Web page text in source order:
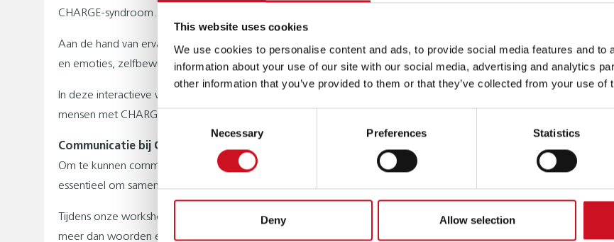
This website uses cookies
We use cookies to personalise content and ads, to provide social media features and to
information about your use of our site with our social media, advertising and analytics
other information that you’ve provided to them or that they’ve collected from your use of
Necessary Preferences Statistics
Deny Allow selection
CHARGE-syndroom.
Aan de hand van ervaringsgerichte oefeningen en voorbeelden uit de praktijk leggen we de link tussen interoceptief
en emoties, zelfbewustzijn en sociaal gedrag.
In deze interactieve workshop staan we ook stil bij mogelijkheden om het interoceptief bewustzijn te bevorderen,
mensen met CHARGE. We nodigen de deelnemers uit ervaringen en inzichten te delen, om zo op die manier van
Communicatie bij CHARGE - Petra Hagen en Esther Sluijk-Keller
Om te kunnen communiceren met anderen is contact en wederzijdse afstemming nodig. Hierbij is verbinding met
essentieel om samen tot gedeelde betekenis te komen.
Tijdens onze workshop willen we met jullie stilstaan bij de voorwaarden die belangrijk zijn voor communicatie.
meer dan woorden en gebaren waarbij ook lichaamstaal en mimiek belangrijke, soms heel kleine, signalen kunnen